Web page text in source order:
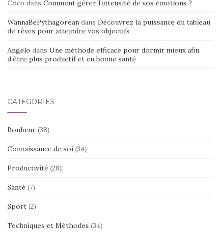
Coco dans Comment gérer l’intensité de vos émotions ?
WannaBePythagorean dans Découvrez la puissance du tableau
de rêves pour atteindre vos objectifs
Angelo dans Une méthode efficace pour dormir mieux afin
d’être plus productif et en bonne santé
CATÉGORIES
Bonheur (38)
Connaissance de soi (34)
Productivité (28)
Santé (7)
Sport (2)
Techniques et Méthodes (34)